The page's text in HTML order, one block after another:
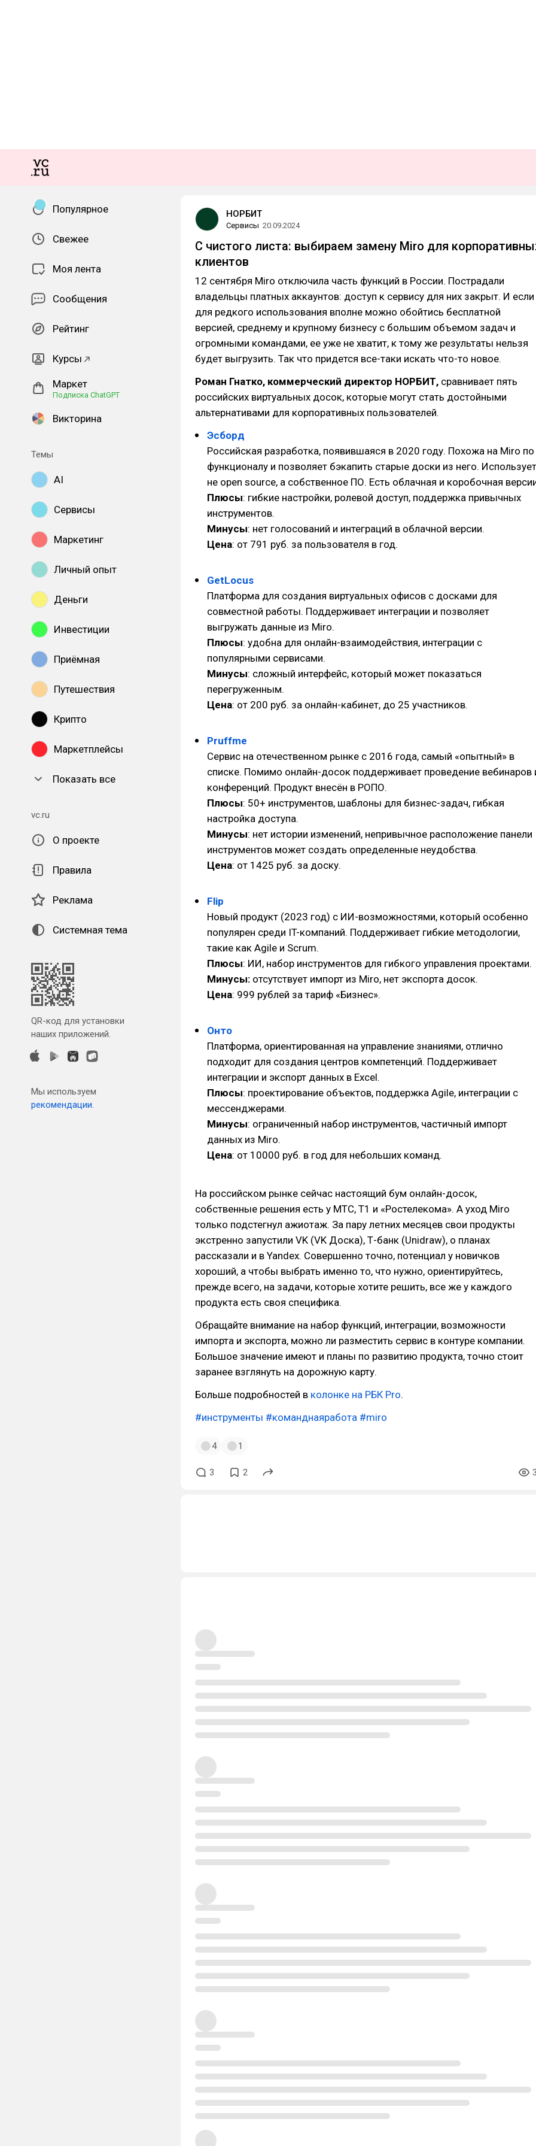
Популярное
Свежее
Моя лента
Сообщения
Рейтинг
Курсы
Маркет
Подписка ChatGPT
Викторина
Темы
AI
Сервисы
Маркетинг
Личный опыт
Деньги
Инвестиции
Приёмная
Путешествия
Крипто
Маркетплейсы
Показать все
vc.ru
О проекте
Правила
Реклама
Системная тема
QR-код для установки
наших приложений.
Мы используем
рекомендации.
НОРБИТ
Сервисы 20.09.2024
C чистого листа: выбираем замену Miro для
клиентов
12 сентября Miro отключила часть функций в России. Пострадали
владельцы платных аккаунтов: доступ к сервису для них закрыт. И если
для редкого использования вполне можно обойтись бесплатной
версией, среднему и крупному бизнесу с большим объемом задач и
огромными командами, ее уже не хватит, к тому же результаты нельзя
будет выгрузить. Так что придется все-таки искать что-то новое.
Роман Гнатко, коммерческий директор НОРБИТ, сравнивает пять
российских виртуальных досок, которые могут стать достойными
альтернативами для корпоративных пользователей.
Эсборд
Российская разработка, появившаяся в 2020 году. Похожа на Miro по
функционалу и позволяет бэкапить старые доски из него. Использует
не open source, а собственное ПО. Есть облачная и коробочная
Плюсы: гибкие настройки, ролевой доступ, поддержка привычных
инструментов.
Минусы: нет голосований и интеграций в облачной версии.
Цена: от 791 руб. за пользователя в год.
GetLocus
Платформа для создания виртуальных офисов с досками для
совместной работы. Поддерживает интеграции и позволяет
выгружать данные из Miro.
Плюсы: удобна для онлайн-взаимодействия, интеграции с
популярными сервисами.
Минусы: сложный интерфейс, который может показаться
перегруженным.
Цена: от 200 руб. за онлайн-кабинет, до 25 участников.
Pruffme
Сервис на отечественном рынке с 2016 года, самый «опытный» в
списке. Помимо онлайн-досок поддерживает проведение вебинаров
конференций. Продукт внесён в РОПО.
Плюсы: 50+ инструментов, шаблоны для бизнес-задач, гибкая
настройка доступа.
Минусы: нет истории изменений, непривычное расположение панели
инструментов может создать определенные неудобства.
Цена: от 1425 руб. за доску.
Flip
Новый продукт (2023 год) с ИИ-возможностями, который особенно
популярен среди IT-компаний. Поддерживает гибкие методологии,
такие как Agile и Scrum.
Плюсы: ИИ, набор инструментов для гибкого управления проектами.
Минусы: отсутствует импорт из Miro, нет экспорта досок.
Цена: 999 рублей за тариф «Бизнес».
Онто
Платформа, ориентированная на управление знаниями, отлично
подходит для создания центров компетенций. Поддерживает
интеграции и экспорт данных в Excel.
Плюсы: проектирование объектов, поддержка Agile, интеграции с
мессенджерами.
Минусы: ограниченный набор инструментов, частичный импорт
данных из Miro.
Цена: от 10000 руб. в год для небольших команд.
На российском рынке сейчас настоящий бум онлайн-досок,
собственные решения есть у МТС, T1 и «Ростелекома». А уход Miro
только подстегнул ажиотаж. За пару летних месяцев свои продукты
экстренно запустили VK (VK Доска), Т-банк (Unidraw), о планах
рассказали и в Yandex. Совершенно точно, потенциал у новичков
хороший, а чтобы выбрать именно то, что нужно, ориентируйтесь,
прежде всего, на задачи, которые хотите решить, все же у каждого
продукта есть своя специфика.
Обращайте внимание на набор функций, интеграции, возможности
импорта и экспорта, можно ли разместить сервис в контуре компании.
Большое значение имеют и планы по развитию продукта, точно стоит
заранее взглянуть на дорожную карту.
Больше подробностей в колонке на РБК Pro.
#инструменты #команднаяработа #miro
4 1
3 2